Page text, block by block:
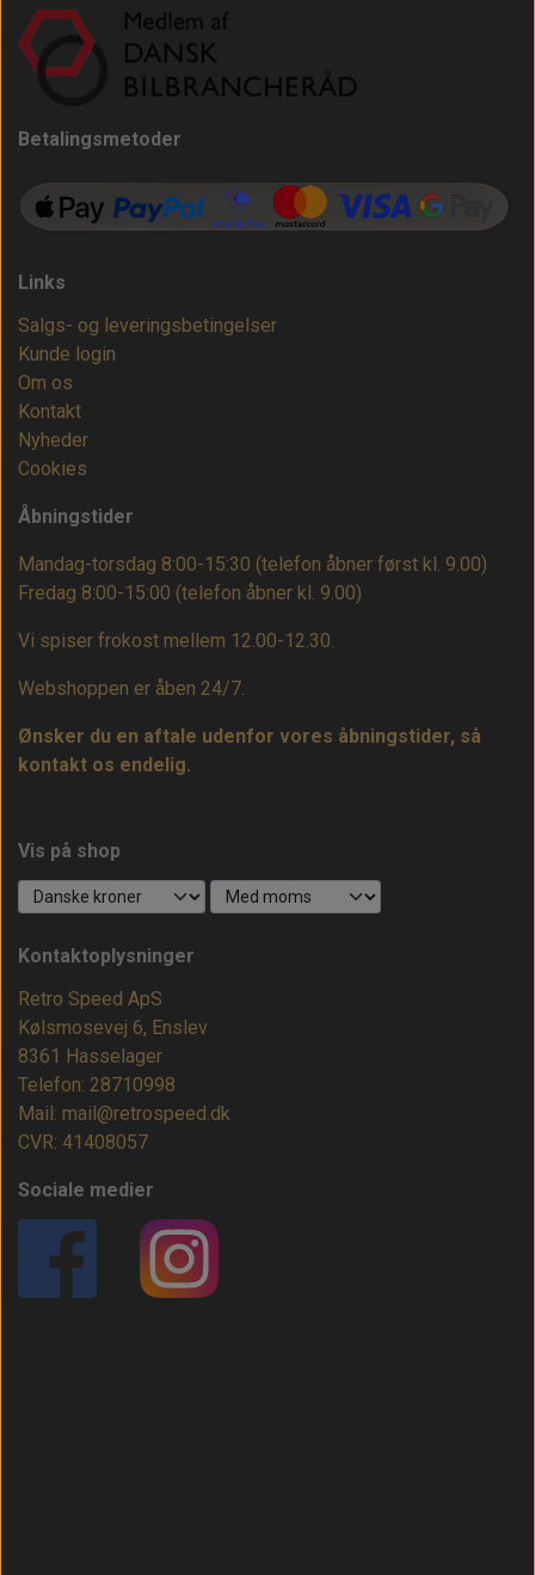
Betalingsmetoder
Links
Salgs- og leveringsbetingelser
Kunde login
Om os
Kontakt
Nyheder
Cookies
Åbningstider
Mandag-torsdag 8:00-15:30 (telefon åbner først kl. 9.00)
Fredag 8:00-15:00 (telefon åbner kl. 9.00)
Vi spiser frokost mellem 12.00-12.30.
Webshoppen er åben 24/7.
Ønsker du en aftale udenfor vores åbningstider, så
kontakt os endelig.
Vis på shop
Kontaktoplysninger
Retro Speed ApS
Kølsmosevej 6, Enslev
8361 Hasselager
Telefon: 28710998
Mail: mail@retrospeed.dk
CVR: 41408057
Sociale medier